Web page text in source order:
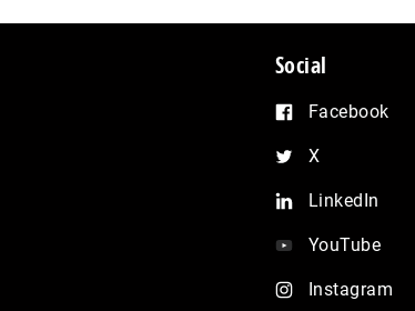
Social
Facebook
X
LinkedIn
YouTube
Instagram